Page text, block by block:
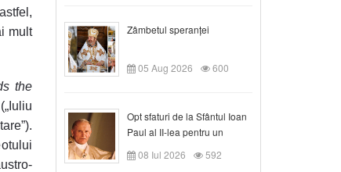
mult
the
Zâmbetul speranței
05 Aug 2026 600
Opt sfaturi de la Sfântul Ioan
Paul al II-lea pentru un
creștin
08 Iul 2026 592